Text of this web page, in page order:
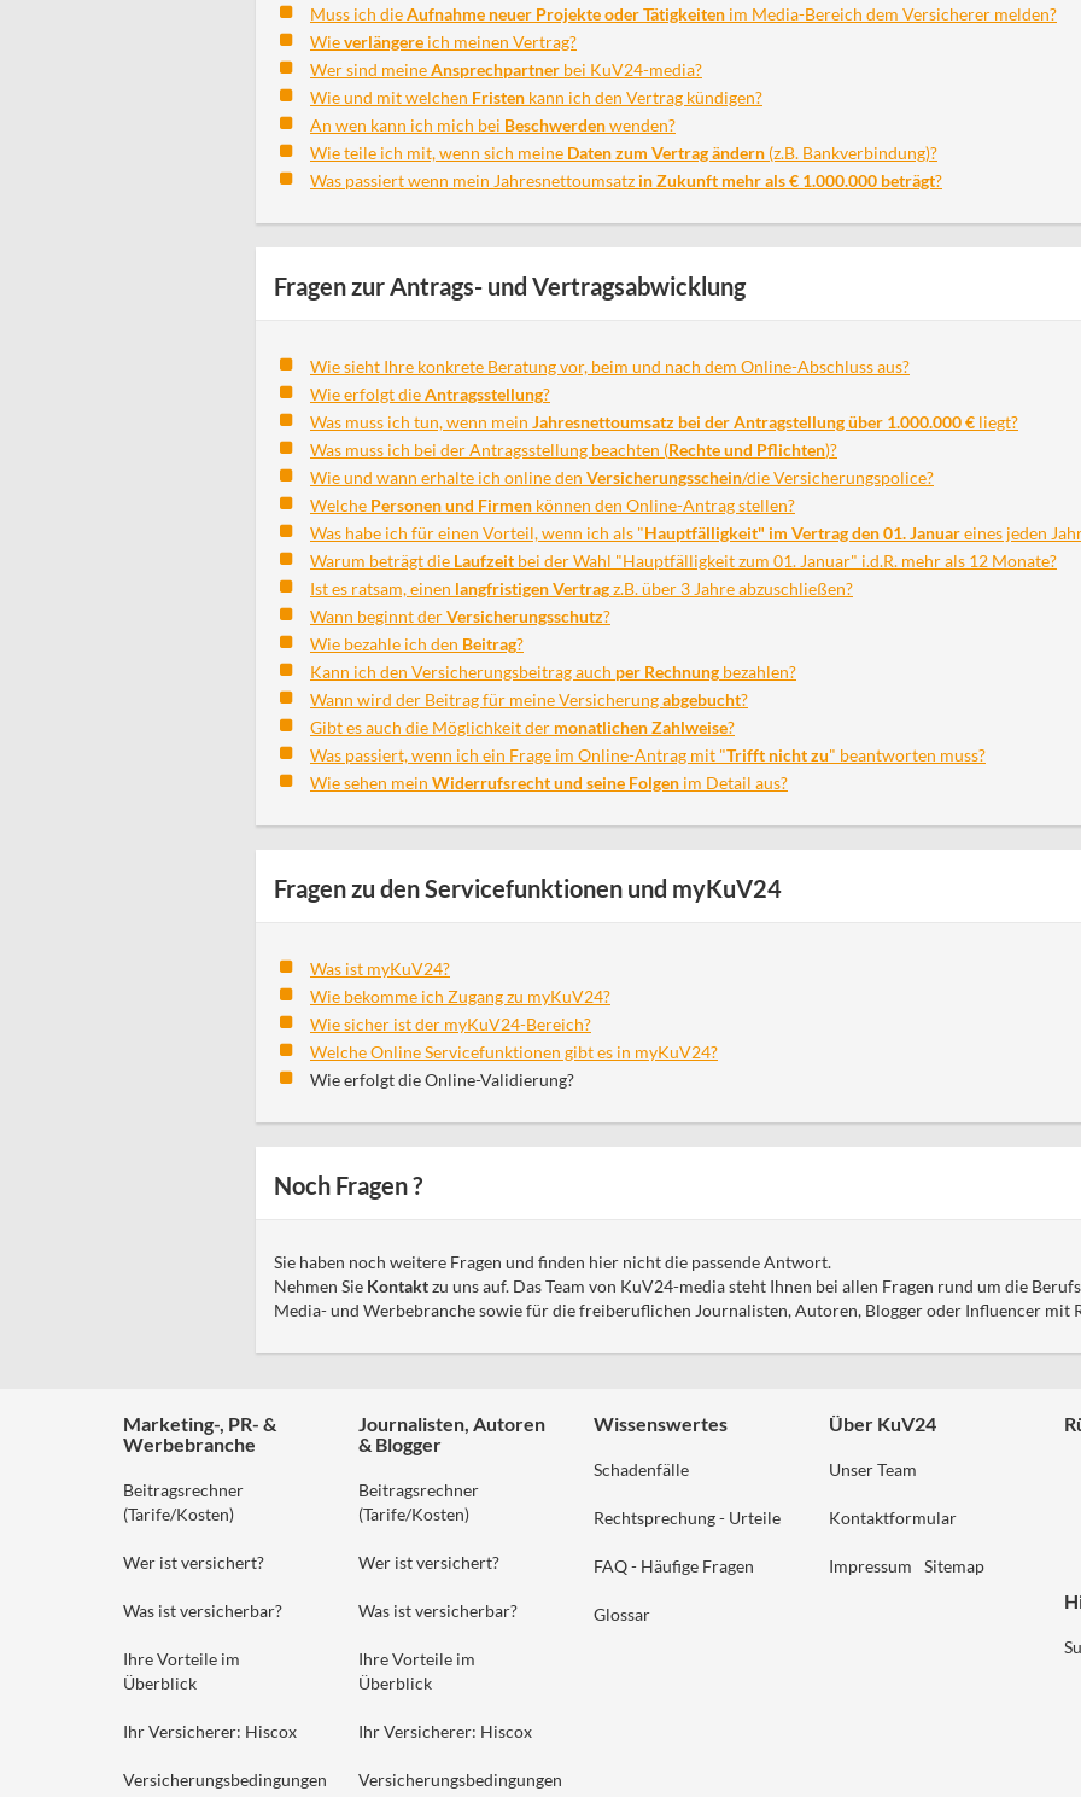
Muss ich dieAufnahme neuer Projekte oder Tätigkeiten im Media-Bereich dem Versicherer melden?
Wieverlängere ich meinen Vertrag?
Wer sind meineAnsprechpartner bei KuV24-media?
Wie und mit welchen Fristen kann ich den Vertrag kündigen?
An wen kann ich mich bei Beschwerdenwenden?
Wie teile ich mit, wenn sich meine Daten zum Vertrag ändern (z.B. Bankverbindung)?
Was passiert wenn mein Jahresnettoumsatz in Zukunft mehr als € 1.000.000 beträgt?
Fragen zur Antrags- und Vertragsabwicklung
Wie sieht Ihre konkrete Beratung vor, beim und nach dem Online-Abschluss aus?
Wie erfolgt dieAntragsstellung?
Was muss ich tun, wenn mein Jahresnettoumsatz bei der Antragstellung über 1.000.000 € liegt?
Was muss ich bei der Antragsstellung beachten (Rechte und Pflichten)?
Wie und wann erhalte ich online den Versicherungsschein/die Versicherungspolice?
Welche Personen und Firmen können den Online-Antrag stellen?
Was habe ich für einen Vorteil, wenn ich als "Hauptfälligkeit" im Vertrag den 01. Januareines jeden
Warum beträgt die Laufzeit bei der Wahl "Hauptfälligkeit zum 01. Januar" i.d.R. mehr als 12 Monate?
Ist es ratsam, einen langfristigen Vertragz.B. über 3 Jahre abzuschließen?
Wann beginnt derVersicherungsschutz?
Wie bezahle ich den Beitrag?
Kann ich den Versicherungsbeitrag auch per Rechnung bezahlen?
Wann wird der Beitrag für meine Versicherungabgebucht?
Gibt es auch die Möglichkeit der monatlichen Zahlweise?
Was passiert, wenn ich ein Frage im Online-Antrag mit "Trifft nicht zu" beantworten muss?
Wie sehen mein Widerrufsrecht und seine Folgen im Detail aus?
Fragen zu den Servicefunktionen und myKuV24
Was ist myKuV24?
Wie bekomme ich Zugang zu myKuV24?
Wie sicher ist der myKuV24-Bereich?
Welche Online Servicefunktionen gibt es in myKuV24?
Wie erfolgt die Online-Validierung?
Noch Fragen ?
Sie haben noch weitere Fragen und finden hier nicht die passende Antwort.
Nehmen Sie Kontaktzu uns auf. Das Team von KuV24-media steht Ihnen bei allen Fragen rund um die
Media- und Werbebranche sowie für die freiberuflichen Journalisten, Autoren, Blogger oder Influencer mit
Marketing-, PR- &
Werbebranche
Beitragsrechner
(Tarife/Kosten)
Wer ist versichert?
Was ist versicherbar?
Ihre Vorteile im
Überblick
Ihr Versicherer: Hiscox
Versicherungsbedingungen
Journalisten, Autoren
& Blogger
Beitragsrechner
(Tarife/Kosten)
Wer ist versichert?
Was ist versicherbar?
Ihre Vorteile im
Überblick
Ihr Versicherer: Hiscox
Versicherungsbedingungen
Wissenswertes
Schadenfälle
Rechtsprechung - Urteile
FAQ - Häufige Fragen
Glossar
Über KuV24
Unser Team
Kontaktformular
Impressum Sitemap